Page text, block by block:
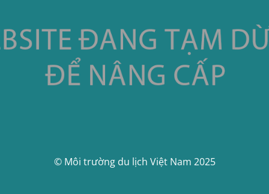
© Môi trường du lịch Việt Nam 2025